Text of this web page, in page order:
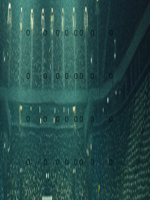
0 0 0 0 0:0 0 0
0 0 0 0 0:0 0 0
0 0 0 0 0:0 0 0
0 0 0 0 0:0 0 0